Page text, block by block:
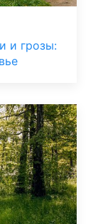
и грозы: